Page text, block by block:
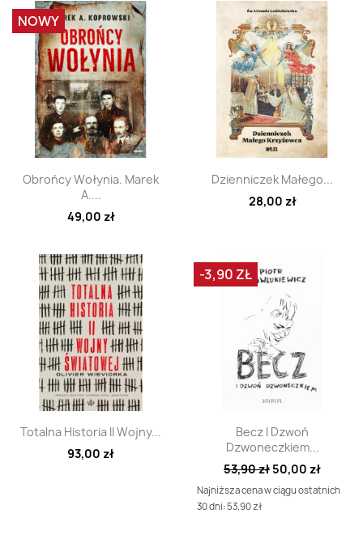
Szybki podgląd
Obrońcy Wołynia. Marek
A....
49,00 zł
NOWY
Szybki podgląd
Dzienniczek Małego...
28,00 zł
Szybki podgląd
Totalna Historia II Wojny...
93,00 zł
Szybki podgląd
Becz I Dzwoń
Dzwoneczkiem...
53,90 zł 50,00 zł
Najniższa cena w ciągu ostatnich
30 dni: 53.90 zł
-3,90 ZŁ